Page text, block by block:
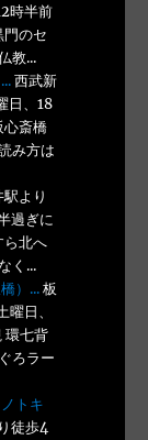
時半前
門のセ
教...
西武新
日、18
心斎橋
み方は
より
過ぎに
ら北へ
く...
）...板
日、
環七背
ろラー
トキ
徒歩4